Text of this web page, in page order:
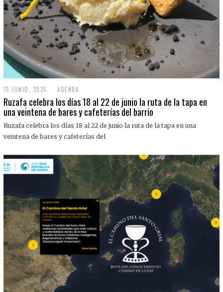
15 JUNIO, 2025
J
U
I
O
0
2
5
AGENDA
Ruzafa celebra los días 18 al 22 de junio la ruta de la tapa en
una veintena de bares y cafeterías del barrio
Ruzafa celebra los días 18 al 22 de junio la ruta de la tapa en una
veintena de bares y cafeterías del